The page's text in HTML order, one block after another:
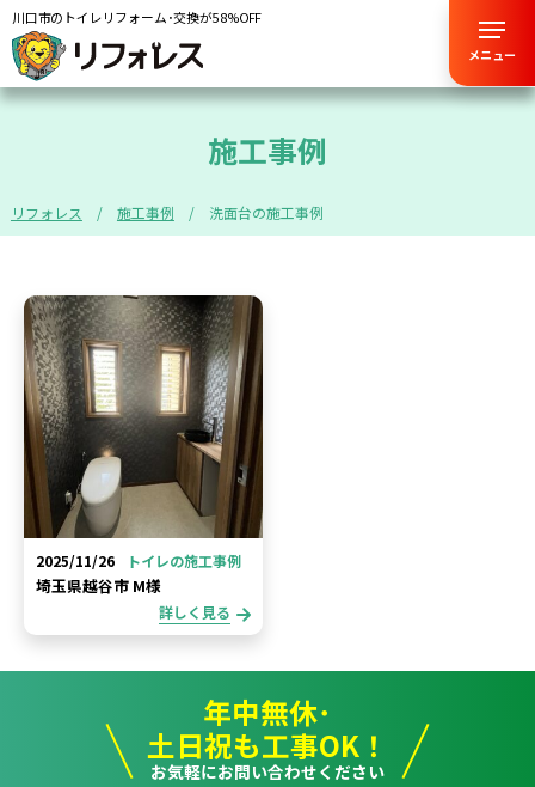
川口市のトイレリフォーム･交換が58%OFF
メニュー
施工事例
リフォレス 施工事例 洗面台の施工事例
2025/11/26 トイレの施工事例
埼玉県越谷市 M様
詳しく見る
年中無休･
土日祝も工事OK！
お気軽にお問い合わせください